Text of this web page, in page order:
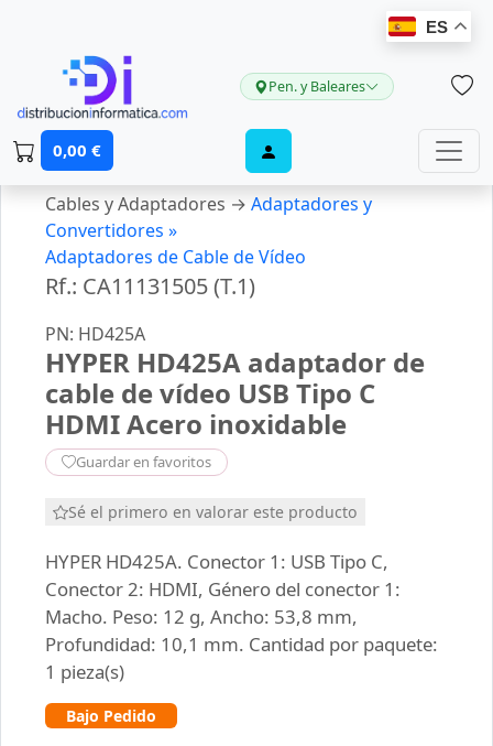
ES
Pen. y Baleares
0,00 €
Cables y Adaptadores → Adaptadores y
Convertidores »
Adaptadores de Cable de Vídeo
Rf.: CA11131505 (T.1)
PN: HD425A
HYPER HD425A adaptador de
cable de vídeo USB Tipo C
HDMI Acero inoxidable
Guardar en favoritos
Sé el primero en valorar este producto
HYPER HD425A. Conector 1: USB Tipo C,
Conector 2: HDMI, Género del conector 1:
Macho. Peso: 12 g, Ancho: 53,8 mm,
Profundidad: 10,1 mm. Cantidad por paquete:
1 pieza(s)
Bajo Pedido